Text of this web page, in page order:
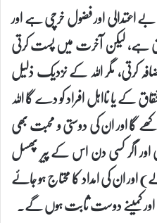
اعتدالی اور فضول خرچی ہے اور
ہے، لیکن آخرت میں پست کرتی
کرتی، مگر اللہ کے نزدیک ذلیل
کے یا نااہل افراد کو دے گا اللہ
اور ان کی دوستی و محبت بھی
اگر کسی دن اس کے پیر پھسل
اور ان کی امداد کا محتاج ہو جائے
کمینے دوست ثابت ہوں گے۔